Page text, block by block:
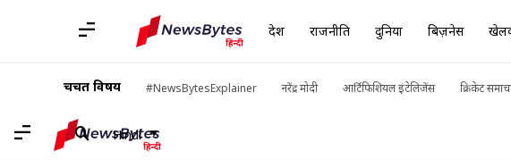
देश राजनीति दुनिया बिज़नेस
चर्चित विषय #NewsBytesExplainer नरेंद्र मोदी आर्टिफिशियल इंटेलिजेंस क्रिकेट
Hindi